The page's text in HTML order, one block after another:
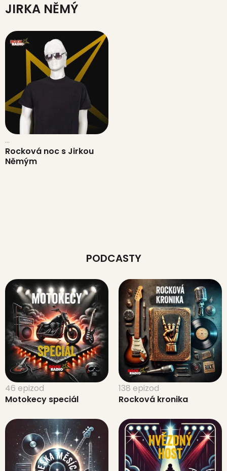
JIRKA NĚMÝ
...
Rocková noc s Jirkou
Němým
PODCASTY
46 epizod
Motokecy speciál
138 epizod
Rocková kronika